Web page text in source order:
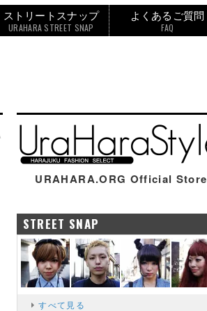
ストリートスナップ
URAHARA STREET SNAP
よくあるご質問
FAQ
URAHARA.ORG Official Store
STREET SNAP
すべて見る